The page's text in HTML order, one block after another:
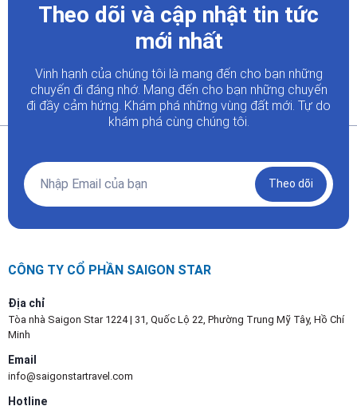
Theo dõi và cập nhật tin tức
mới nhất
Vinh hạnh của chúng tôi là mang đến cho bạn những
chuyến đi đáng nhớ. Mang đến cho bạn những chuyến
đi đầy cảm hứng. Khám phá những vùng đất mới. Tự do
khám phá cùng chúng tôi.
Theo dõi
CÔNG TY CỔ PHẦN SAIGON STAR
Địa chỉ
Tòa nhà Saigon Star 1224 | 31, Quốc Lộ 22, Phường Trung Mỹ Tây, Hồ Chí
Minh
Email
info@saigonstartravel.com
Hotline